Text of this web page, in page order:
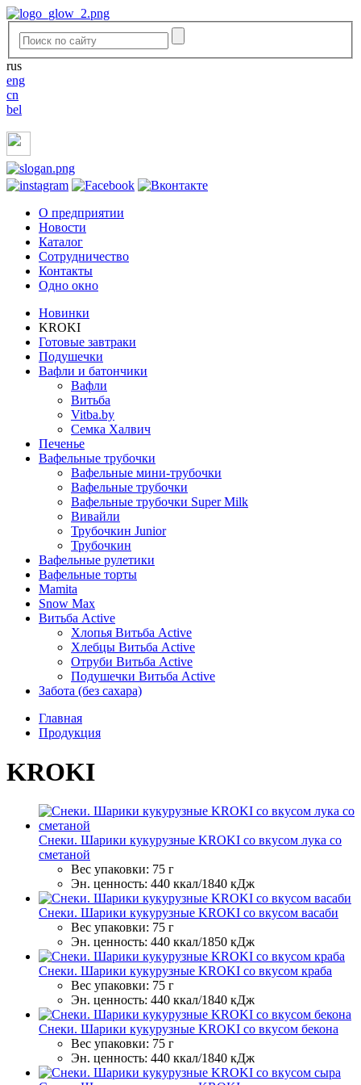
rus
eng
cn
bel
O предприятии
Новости
Каталог
Сотрудничество
Контакты
Одно окно
Новинки
KROKI
Готовые завтраки
Подушечки
Вафли и батончики
Вафли
Витьба
Vitba.by
Семка Халвич
Печенье
Вафельные трубочки
Вафельные мини-трубочки
Вафельные трубочки
Вафельные трубочки Super Milk
Вивайли
Трубочкин Junior
Трубочкин
Вафельные рулетики
Вафельные торты
Mamita
Snow Max
Витьба Active
Хлопья Витьба Active
Хлебцы Витьба Active
Отруби Витьба Active
Подушечки Витьба Active
Забота (без сахара)
Главная
Продукция
KROKI
Снеки. Шарики кукурузные KROKI со вкусом лука со
сметаной
Вес упаковки: 75 г
Эн. ценность: 440 ккал/1840 кДж
Снеки. Шарики кукурузные KROKI со вкусом васаби
Вес упаковки: 75 г
Эн. ценность: 440 ккал/1850 кДж
Снеки. Шарики кукурузные KROKI со вкусом краба
Вес упаковки: 75 г
Эн. ценность: 440 ккал/1840 кДж
Снеки. Шарики кукурузные KROKI со вкусом бекона
Вес упаковки: 75 г
Эн. ценность: 440 ккал/1840 кДж